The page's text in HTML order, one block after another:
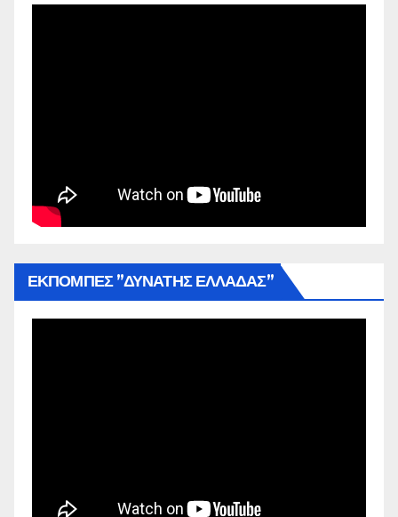
ΕΚΠΟΜΠΕΣ ”ΔΥΝΑΤΗΣ ΕΛΛΑΔΑΣ”